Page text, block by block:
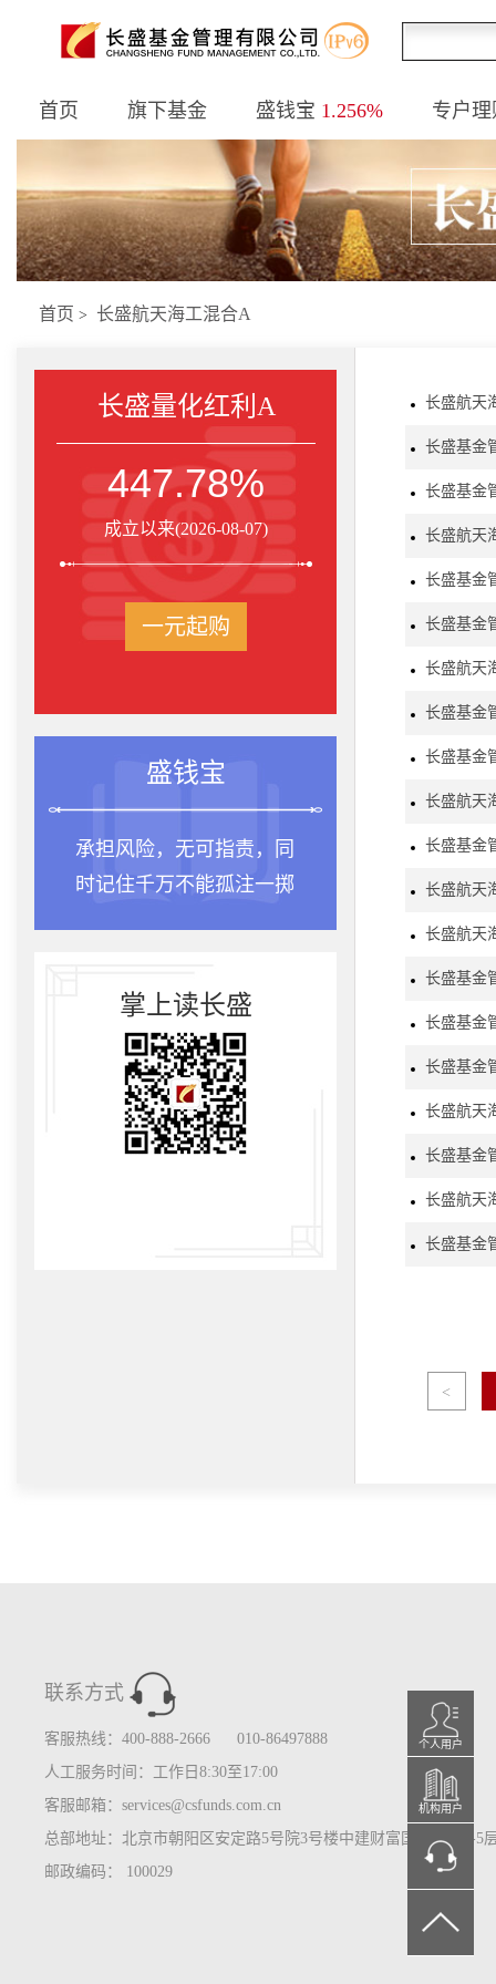
首页 旗下基金 盛钱宝 1.256% 专户理
首页 > 长盛航天海工混合A
长盛量化红利A
447.78%
成立以来(2026-08-07)
一元起购
盛钱宝
承担风险，无可指责，同
时记住千万不能孤注一掷
掌上读长盛
长盛航天
长盛基金
长盛基金
长盛航天
长盛基金
长盛基金
长盛航天
长盛基金
长盛基金
长盛航天
长盛基金
长盛航天
长盛基金
长盛航天
长盛基金
长盛航天
长盛基金
<
联系方式
客服热线：400-888-2666 010-86497888
人工服务时间：工作日8:30至17:00
客服邮箱：services@csfunds.com.cn
总部地址：北京市朝阳区安定路5号院3号楼中建财富国际中心3-5
邮政编码： 100029
个人用户
机构用户